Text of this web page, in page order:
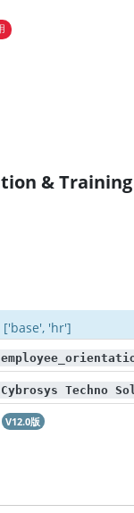
& Training
['base', 'hr']
Cybrosys Techno
V12.0版